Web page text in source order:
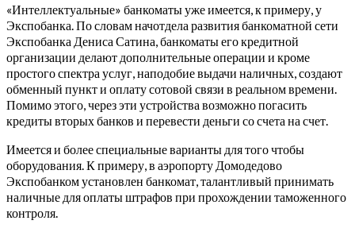
«Интеллектуальные» банкоматы уже имеется, к примеру, у
Экспобанка. По словам начотдела развития банкоматной сети
Экспобанка Дениса Сатина, банкоматы его кредитной
организации делают дополнительные операции и кроме
простого спектра услуг, наподобие выдачи наличных, создают
обменный пункт и оплату сотовой связи в реальном времени.
Помимо этого, через эти устройства возможно погасить
кредиты вторых банков и перевести деньги со счета на счет.
Имеется и более специальные варианты для того чтобы
оборудования. К примеру, в аэропорту Домодедово
Экспобанком установлен банкомат, талантливый принимать
наличные для оплаты штрафов при прохождении таможенного
контроля.